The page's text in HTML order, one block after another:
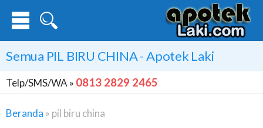
Semua PIL BIRU CHINA- Apotek Laki
Telp/SMS/WA » 0813 2829 2465
Beranda » pil biru china